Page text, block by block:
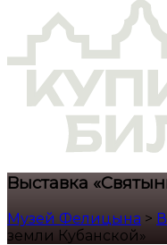
Выставка
Музей Фелицына >
земли Кубанской»